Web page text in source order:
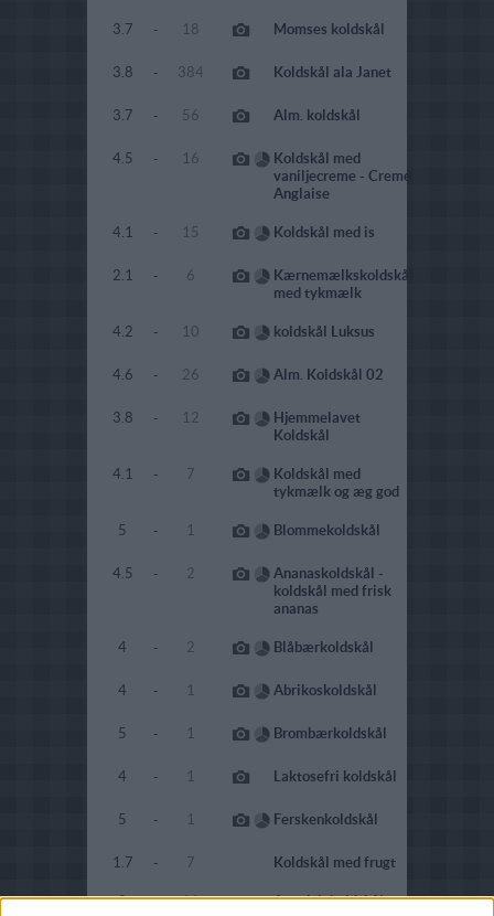
3.7 - 18 Momses koldskål
3.8 - 384 Koldskål ala Janet
3.7 - 56 Alm. koldskål
4.5 - 16
Koldskål med
vaniljecreme - Creme
Anglaise
4.1 - 15 Koldskål med is
2.1 - 6
Kærnemælkskoldskål
med tykmælk
4.2 - 10 koldskål Luksus
4.6 - 26 Alm. Koldskål 02
3.8 - 12
Hjemmelavet
Koldskål
4.1 - 7
Koldskål med
tykmælk og æg god
5 - 1 Blommekoldskål
4.5 - 2
Ananaskoldskål -
koldskål med frisk
ananas
4 - 2 Blåbærkoldskål
4 - 1 Abrikoskoldskål
5 - 1 Brombærkoldskål
4 - 1 Laktosefri koldskål
5 - 1 Ferskenkoldskål
1.7 - 7 Koldskål med frugt
2 - 11 Appelsinkoldskål